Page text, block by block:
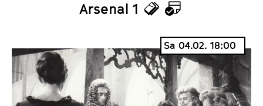
Arsenal 1
T
c
k
e
K
a
l
e
n
Sa 04.02. 18:00